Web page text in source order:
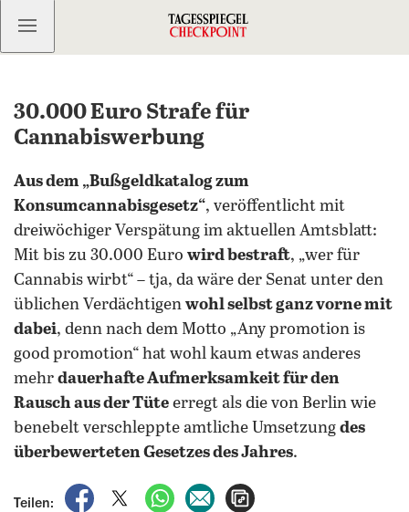
Kostenlos anmelden
30.000 Euro Strafe für
Cannabiswerbung
Aus dem „Bußgeldkatalog zum
Konsumcannabisgesetz“, veröffentlicht mit
dreiwöchiger Verspätung im aktuellen Amtsblatt:
Mit bis zu 30.000 Euro wird bestraft, „wer für
Cannabis wirbt“ – tja, da wäre der Senat unter den
üblichen Verdächtigen wohl selbst ganz vorne mit
dabei, denn nach dem Motto „Any promotion is
good promotion“ hat wohl kaum etwas anderes
mehr dauerhafte Aufmerksamkeit für den
Rausch aus der Tüte erregt als die von Berlin wie
benebelt verschleppte amtliche Umsetzung des
überbewerteten Gesetzes des Jahres.
Teilen:
auf Facebook teilen
auf X teilenper WhatsApp teilen
per E-Mail teilen